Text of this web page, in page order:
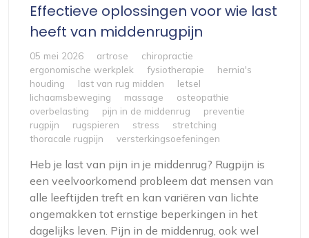
Effectieve oplossingen voor wie last
heeft van middenrugpijn
05 mei 2026 artrose
chiropractie
ergonomische werkplek
fysiotherapie
hernia's
houding
last van rug midden
letsel
lichaamsbeweging
massage
osteopathie
overbelasting
pijn in de middenrug
preventie
rugpijn
rugspieren stress
stretching
thoracale rugpijn
versterkingsoefeningen
Heb je last van pijn in je middenrug? Rugpijn is
een veelvoorkomend probleem dat mensen van
alle leeftijden treft en kan variëren van lichte
ongemakken tot ernstige beperkingen in het
dagelijks leven. Pijn in de middenrug, ook wel